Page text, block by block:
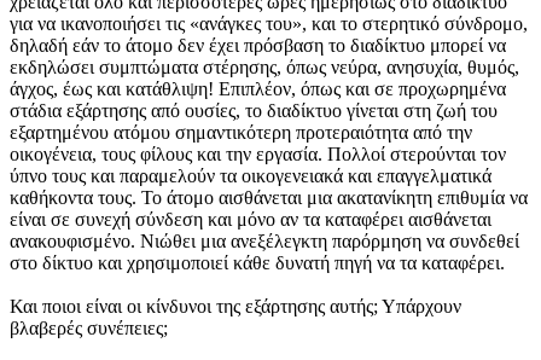
για να ικανοποιήσει τις «ανάγκες του», και το στερητικό σύνδρομο,
δηλαδή εάν το άτομο δεν έχει πρόσβαση το διαδίκτυο μπορεί να
εκδηλώσει συμπτώματα στέρησης, όπως νεύρα, ανησυχία, θυμός,
άγχος, έως και κατάθλιψη! Επιπλέον, όπως και σε προχωρημένα
στάδια εξάρτησης από ουσίες, το διαδίκτυο γίνεται στη ζωή του
εξαρτημένου ατόμου σημαντικότερη προτεραιότητα από την
οικογένεια, τους φίλους και την εργασία. Πολλοί στερούνται τον
ύπνο τους και παραμελούν τα οικογενειακά και επαγγελματικά
καθήκοντα τους. Το άτομο αισθάνεται μια ακατανίκητη επιθυμία να
είναι σε συνεχή σύνδεση και μόνο αν τα καταφέρει αισθάνεται
ανακουφισμένο. Νιώθει μια ανεξέλεγκτη παρόρμηση να συνδεθεί
στο δίκτυο και χρησιμοποιεί κάθε δυνατή πηγή να τα καταφέρει.
Και ποιοι είναι οι κίνδυνοι της εξάρτησης αυτής; Υπάρχουν
βλαβερές συνέπειες;